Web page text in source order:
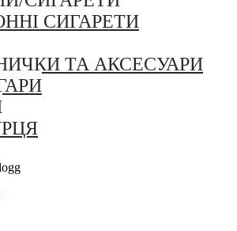
СИГАРЕТИ
ТА АКСЕСУАРИ